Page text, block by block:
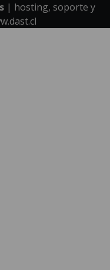
| hosting, soporte y